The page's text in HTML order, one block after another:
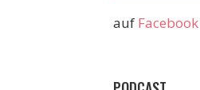
auf Facebook